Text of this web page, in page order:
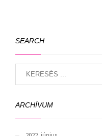
SEARCH
ARCHÍVUM